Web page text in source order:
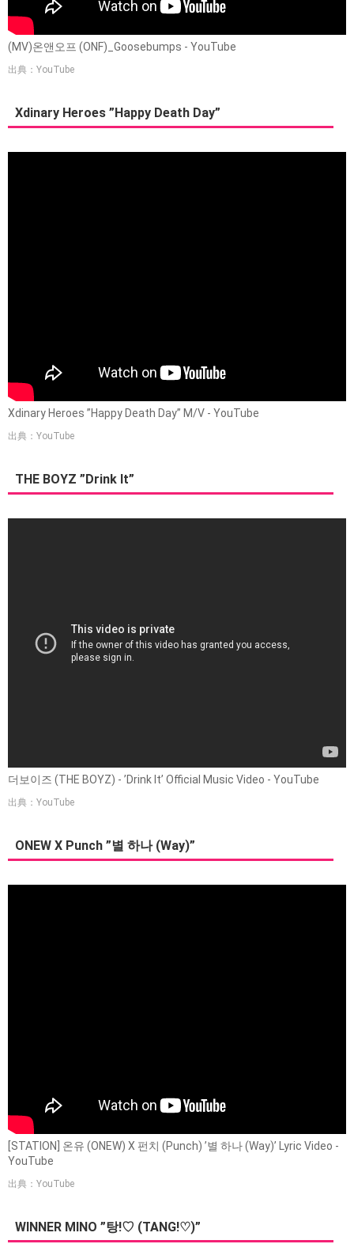
(MV)온앤오프 (ONF)_Goosebumps - YouTube
出典：YouTube
Xdinary Heroes ”Happy Death Day”
Xdinary Heroes ”Happy Death Day” M/V - YouTube
出典：YouTube
THE BOYZ ”Drink It”
더보이즈 (THE BOYZ) - ’Drink It’ Official Music Video - YouTube
出典：YouTube
ONEW X Punch ”별 하나 (Way)”
[STATION] 온유 (ONEW) X 펀치 (Punch) ’별 하나 (Way)’ Lyric Video -
YouTube
出典：YouTube
WINNER MINO ”탕!♡ (TANG!♡)”